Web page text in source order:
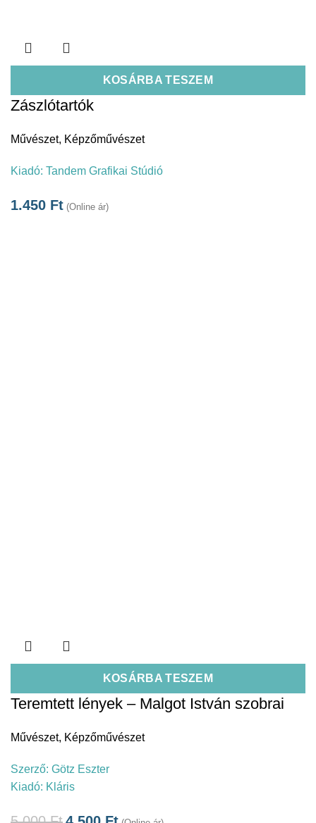
KOSÁRBA TESZEM
Zászlótartók
Művészet, Képzőművészet
Kiadó: Tandem Grafikai Stúdió
1.450 Ft (Online ár)
KOSÁRBA TESZEM
Teremtett lények – Malgot István szobrai
Művészet, Képzőművészet
Szerző: Götz Eszter
Kiadó: Kláris